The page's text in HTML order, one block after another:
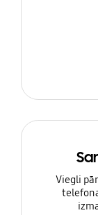
Viegli